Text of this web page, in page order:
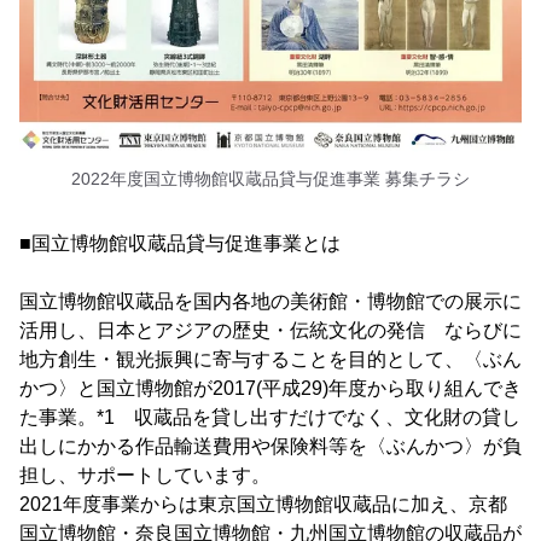
2022年度国立博物館収蔵品貸与促進事業 募集チラシ
■国立博物館収蔵品貸与促進事業とは
国立博物館収蔵品を国内各地の美術館・博物館での展示に
活用し、日本とアジアの歴史・伝統文化の発信 ならびに
地方創生・観光振興に寄与することを目的として、〈ぶん
かつ〉と国立博物館が2017(平成29)年度から取り組んでき
た事業。*1 収蔵品を貸し出すだけでなく、文化財の貸し
出しにかかる作品輸送費用や保険料等を〈ぶんかつ〉が負
担し、サポートしています。
2021年度事業からは東京国立博物館収蔵品に加え、京都
国立博物館・奈良国立博物館・九州国立博物館の収蔵品が